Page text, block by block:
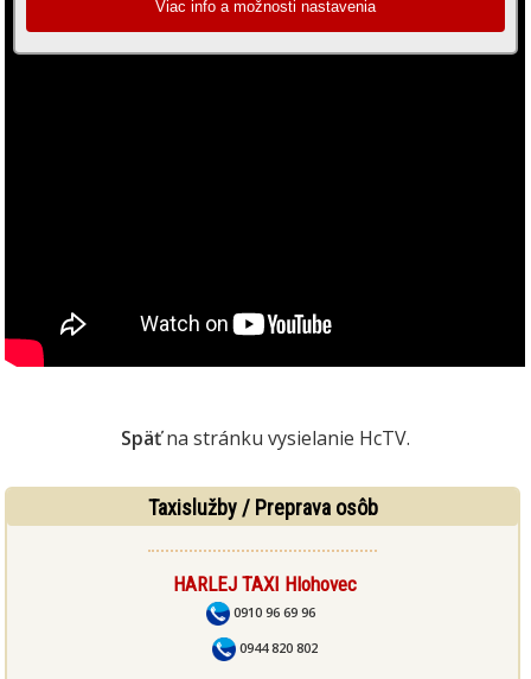
Späťna stránku vysielanie HcTV.
Taxislužby / Preprava osôb
HARLEJ TAXI Hlohovec
0910 96 69 96
0944 820 802